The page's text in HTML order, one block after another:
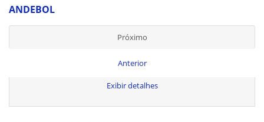
ANDEBOL
Próximo
Anterior
Exibir detalhes